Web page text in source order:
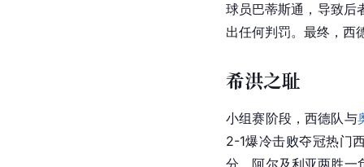
球员巴蒂斯通，导致后
出任何判罚。最终，西
希洪之耻
小组赛阶段，西德队与
2-1爆冷击败夺冠热门